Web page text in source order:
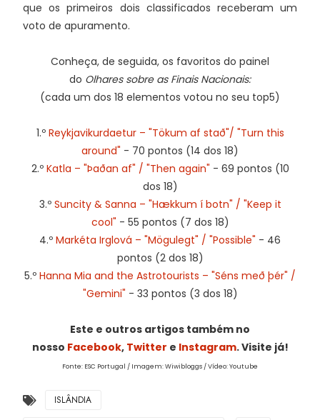
que os primeiros dois classificados receberam um
voto de apuramento.
Conheça, de seguida, os favoritos do painel
do Olhares sobre as Finais Nacionais:
(cada um dos 18 elementos votou no seu top5)
1.º Reykjavikurdaetur – "Tökum af stað"/ "Turn this
around" - 70 pontos (14 dos 18)
2.º Katla – "Þaðan af" / "Then again" - 69 pontos (10
dos 18)
3.º Suncity & Sanna – "Hækkum í botn" / "Keep it
cool" - 55 pontos (7 dos 18)
4.º Markéta Irglová – "Mögulegt" / "Possible" - 46
pontos (2 dos 18)
5.º Hanna Mia and the Astrotourists – "Séns með þér" /
"Gemini" - 33 pontos (3 dos 18)
Este e outros artigos também no
nosso Facebook, Twitter e Instagram. Visite já!
Fonte: ESC Portugal / Imagem: Wiwibloggs / Vídeo: Youtube
ISLÂNDIA